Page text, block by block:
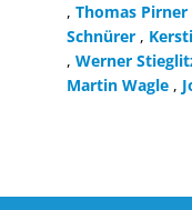
, Thomas Pirner
Schnürer ,
, Werner
Martin Wagle ,